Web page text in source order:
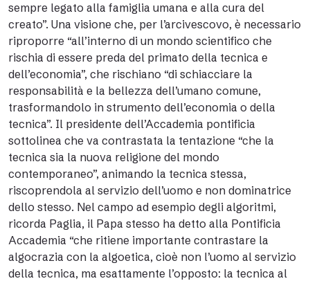
sempre legato alla famiglia umana e alla cura del
creato”. Una visione che, per l’arcivescovo, è necessario
riproporre “all’interno di un mondo scientifico che
rischia di essere preda del primato della tecnica e
dell’economia”, che rischiano “di schiacciare la
responsabilità e la bellezza dell’umano comune,
trasformandolo in strumento dell’economia o della
tecnica”. Il presidente dell’Accademia pontificia
sottolinea che va contrastata la tentazione “che la
tecnica sia la nuova religione del mondo
contemporaneo”, animando la tecnica stessa,
riscoprendola al servizio dell’uomo e non dominatrice
dello stesso. Nel campo ad esempio degli algoritmi,
ricorda Paglia, il Papa stesso ha detto alla Pontificia
Accademia “che ritiene importante contrastare la
algocrazia con la algoetica, cioè non l’uomo al servizio
della tecnica, ma esattamente l’opposto: la tecnica al